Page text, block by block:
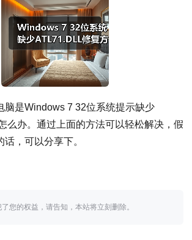
脑是Windows 7 32位系统提示缺少
么办。通过上面的方法可以轻松解决，假
，可以分享下。
您的权益，请告知，本站将立刻删除。